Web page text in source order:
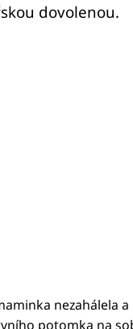
dovolenou.
nezahálela
potomka na